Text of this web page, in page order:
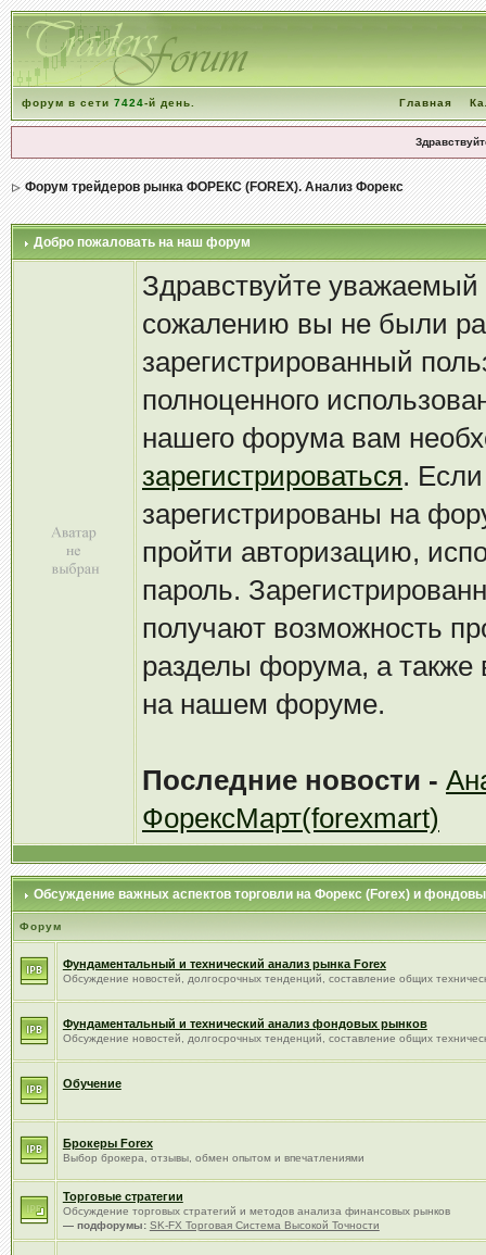
форум в сети 7424-й день. Главная
Форум трейдеров рынка ФОРЕКС (FOREX). Анализ Форекс
Добро пожаловать на наш форум
Здравствуйте уважаемый
сожалению вы не были
зарегистрированный
полноценного
нашего форума вам
зарегистрироваться.
зарегистрированы на
пройти авторизацию,
пароль.
получают возможность
разделы форума, а
на нашем форуме.
Последние новости -
ФорексМарт(forexmart)
Обсуждение важных аспектов торговли на Форекс (Forex) и
Форум
Фундаментальный и технический анализ рынка Forex
Обсуждение новостей, долгосрочных тенденций, составление общих
Фундаментальный и технический анализ фондовых рынков
Обсуждение новостей, долгосрочных тенденций, составление общих
Обучение
Брокеры Forex
Выбор брокера, отзывы, обмен опытом и впечатлениями
Торговые стратегии
Обсуждение торговых стратегий и методов анализа финансовых рынков
— подфорумы: SK-FX Торговая Система Высокой Точности